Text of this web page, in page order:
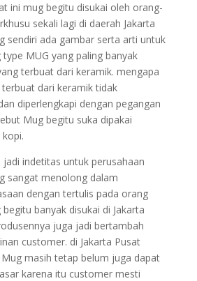
ini mug begitu disukai oleh orang-
sekali lagi di daerah Jakarta
sendiri ada gambar serta arti untuk
MUG yang paling banyak
terbuat dari keramik. mengapa
dari keramik tidak
diperlengkapi dengan pegangan
Mug begitu suka dipakai
indetitas untuk perusahaan
sangat menolong dalam
dengan tertulis pada orang
banyak disukai di Jakarta
juga jadi bertambah
customer. di Jakarta Pusat
masih tetap belum juga dapat
karena itu customer mesti